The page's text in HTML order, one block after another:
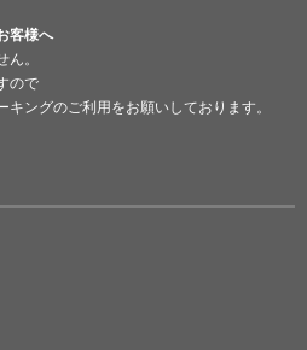
客様へ
。
ので
ングのご利用をお願いしております。